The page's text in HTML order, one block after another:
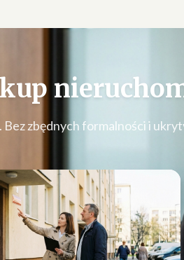
zbędnych formalności i